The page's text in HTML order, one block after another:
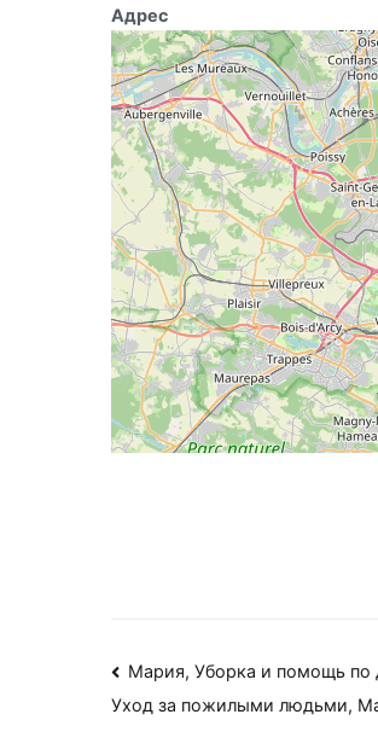
Адрес
Навигация
по
Мария, Уборка и помощь по
Уход за пожилыми людьми,